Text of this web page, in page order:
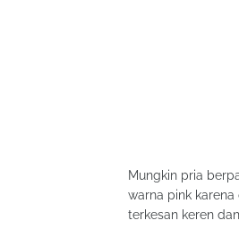
Mungkin pria
warna pink
terkesan keren